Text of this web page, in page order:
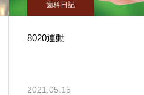
歯科日記
8020運動
2021.05.15